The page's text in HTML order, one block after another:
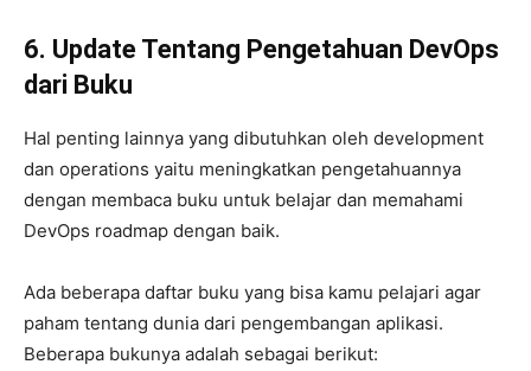
6. Update Tentang Pengetahuan DevOps
dari Buku
Hal penting lainnya yang dibutuhkan oleh development
dan operations yaitu meningkatkan pengetahuannya
dengan membaca buku untuk belajar dan memahami
DevOps roadmap dengan baik.
Ada beberapa daftar buku yang bisa kamu pelajari agar
paham tentang dunia dari pengembangan aplikasi.
Beberapa bukunya adalah sebagai berikut: